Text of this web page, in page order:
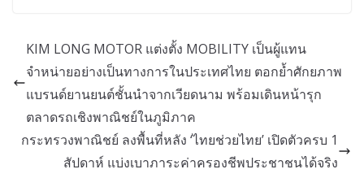
KIM LONG MOTOR แต่งตั้ง MOBILITY เป็นผู้แทน
จำหน่ายอย่างเป็นทางการในประเทศไทย ตอกย้ำศักยภาพ
แบรนด์ยานยนต์ชั้นนำจากเวียดนาม พร้อมเดินหน้ารุก
ตลาดรถเชิงพาณิชย์ในภูมิภาค
กระทรวงพาณิชย์ ลงพื้นที่หลัง​ ‘ไทยช่วยไทย’ เปิดตัวครบ 1
สัปดาห์ แบ่งเบาภาระค่าครองชีพประชาชนได้จริง